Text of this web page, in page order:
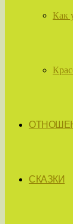
Как
СКАЗКИ